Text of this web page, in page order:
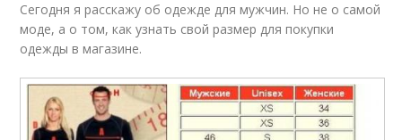
Сегодня я расскажу об одежде для мужчин. Но не о самой
моде, а о том, как узнать свой размер для покупки
одежды в магазине.